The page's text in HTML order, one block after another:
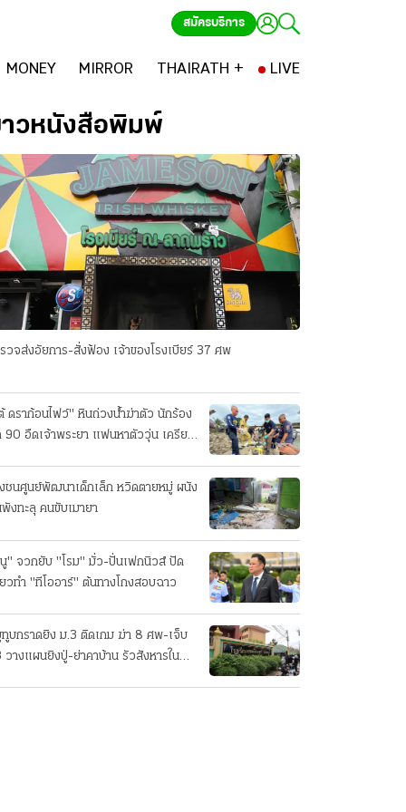
สมัครบริการ
MONEY MIRROR THAIRATH + LIVE
วหนังสือพิมพ์
วจส่งอัยการ-สั่งฟ้อง เจ้าของโรงเบียร์ 37 ศพ
ดราก้อนไฟว์" หินถ่วงน้ำฆ่าตัว นักร้อง
90 อืดเจ้าพระยา แฟนหาตัววุ่น เครียด
ชนศูนย์พัฒนาเด็กเล็ก หวิดตายหมู่ ผนัง
งทะลุ คนขับเมายา
" จวกยับ "โรม" มั่ว-ปั่นเฟกนิวส์ ปัด
วทํา "ทีโออาร์" ต้นทางโกงสอบฉาว
บกราดยิง ม.3 ติดเกม ฆ่า 8 ศพ-เจ็บ
วางแผนยิงปู่-ย่าคาบ้าน รัวสังหารใน